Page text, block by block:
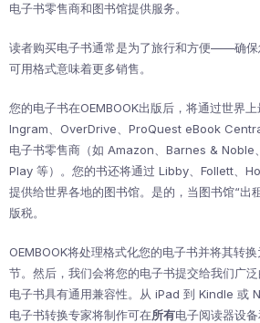
电子书零售商和图书馆提供服务。
读者购买电子书通常是为了旅行和方便——确保
可用格式意味着更多销售。
您的电子书在OEMBOOK出版后，将通过世界
Ingram、OverDrive、ProQuest eBook
电子书零售商（如 Amazon、Barnes &
Play 等）。您的书还将通过 Libby、Follett、
提供给世界各地的图书馆。是的，当图书馆“出
版税。
OEMBOOK将处理格式化您的电子书并将其转
节。然后，我们会将您的电子书提交给我们广
电子书具有通用兼容性。从 iPad 到 Kindle 或
电子书转换专家将制作可在所有电子阅读器设